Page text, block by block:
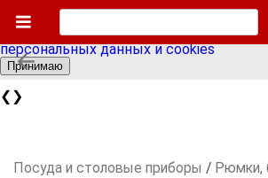
Мы используем cookies файлы для
сайта и персонализации. Продолжая
вы соглашаетесь с нашейполитикой
персональных данных и cookies
Принимаю
❮ ❯
Посуда и столовые приборы / Рюмки,